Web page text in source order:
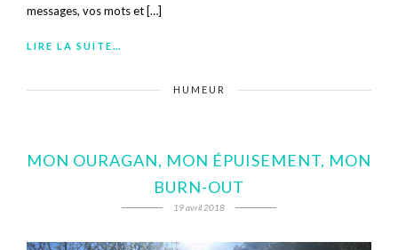
messages, vos mots et […]
LIRE LA SUITE…
HUMEUR
MON OURAGAN, MON ÉPUISEMENT, MON
BURN-OUT
19 avril 2018